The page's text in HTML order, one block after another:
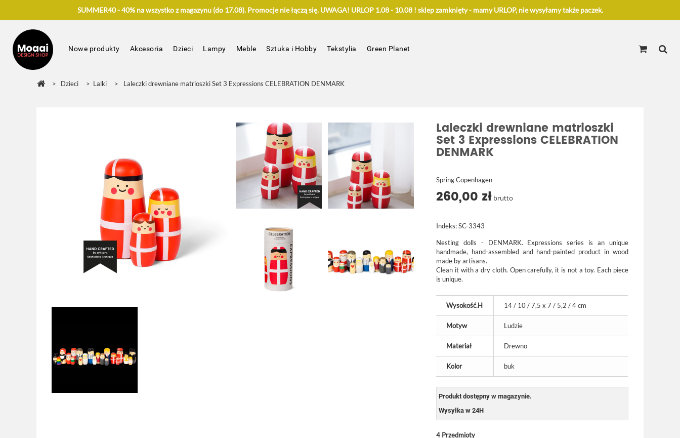
SUMMER40 - 40% na wszystko z magazynu (do 17.08). Promocje nie łączą się. UWAGA! URLOP 1.08 - 10.08 ! sklep zamknięty - mamy URLOP, nie wysyłamy także paczek.
Nowe produkty Akcesoria Dzieci Lampy Meble Sztuka i Hobby Tekstylia Green Planet
> Dzieci > Lalki > Laleczki drewniane matrioszki Set 3 Expressions CELEBRATION DENMARK
Laleczki drewniane matrioszki
Set 3 Expressions CELEBRATION
DENMARK
Spring Copenhagen
260,00 zł brutto
Indeks:SC-3343
Nesting dolls - DENMARK. Expressions series is an unique
handmade, hand-assembled and hand-painted product in wood
made by artisans.
Clean it with a dry cloth. Open carefully, it is not a toy. Each piece
is unique.
Wysokość.H 14 / 10 / 7,5 x 7 / 5,2 / 4 cm
Motyw Ludzie
Materiał Drewno
Kolor buk
Produkt dostępny w magazynie.
Wysyłka w 24H
4 Przedmioty